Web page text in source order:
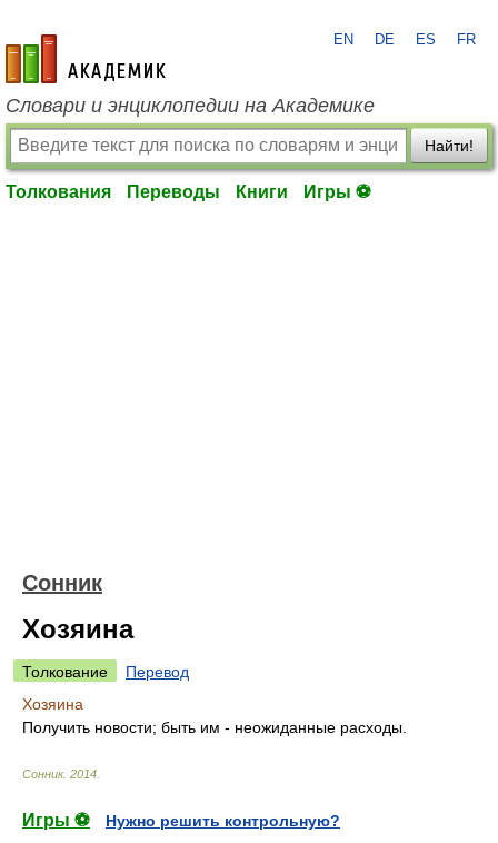
academic.ru
EN DE ES FR
Словари и энциклопедии на Академике
Найти!
Толкования Переводы Книги Игры ⚽
Сонник
Хозяина
Толкование
Перевод
Хозяина
Получить новости; быть им - неожиданные расходы.
Сонник. 2014
Игры ⚽
Нужно решить контрольную?